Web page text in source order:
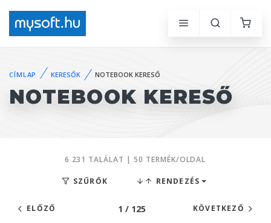
CÍMLAP KERESŐK NOTEBOOK KERESŐ
NOTEBOOK KERESŐ
6 231 TALÁLAT | 50 TERMÉK/OLDAL
SZŰRŐK RENDEZÉS
ELŐZŐ 1 / 125 KÖVETKEZŐ